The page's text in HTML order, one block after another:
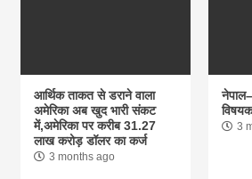
आर्थिक ताकत से डराने वाला
अमेरिका अब खुद भारी संकट
में,अमेरिका पर करीब 31.27
लाख करोड़ डॉलर का कर्ज
3 months ago
3